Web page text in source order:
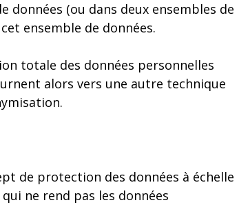
données (ou dans deux ensembles de
ensemble de données.
totale des données personnelles
alors vers une autre technique
de protection des données à échelle
ne rend pas les données